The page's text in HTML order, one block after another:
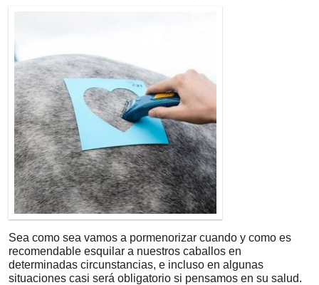
Sea como sea vamos a pormenorizar cuando y como es
recomendable esquilar a nuestros caballos en
determinadas circunstancias, e incluso en algunas
situaciones casi será obligatorio si pensamos en su salud.